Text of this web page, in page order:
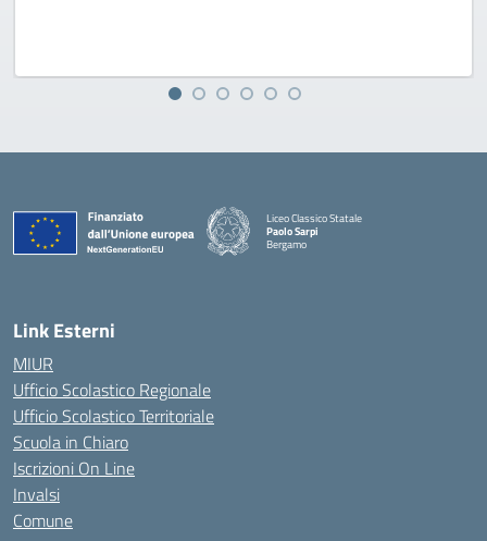
Liceo Classico Statale
Paolo Sarpi
Bergamo
— Visita la pagina iniziale della scuola
Link Esterni
MIUR
Ufficio Scolastico Regionale
Ufficio Scolastico Territoriale
Scuola in Chiaro
Iscrizioni On Line
Invalsi
Comune